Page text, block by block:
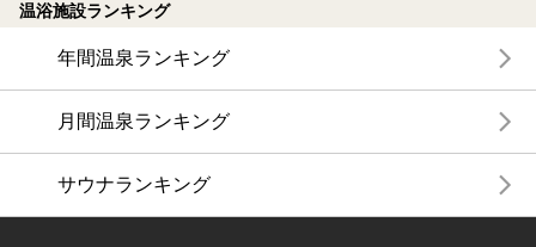
温浴施設ランキング
年間温泉ランキング
月間温泉ランキング
サウナランキング